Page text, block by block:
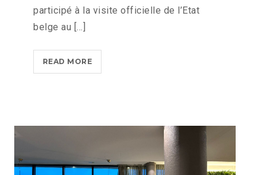
participé à la visite officielle de l’Etat
belge au [...]
READ MORECROISSANCE
ET